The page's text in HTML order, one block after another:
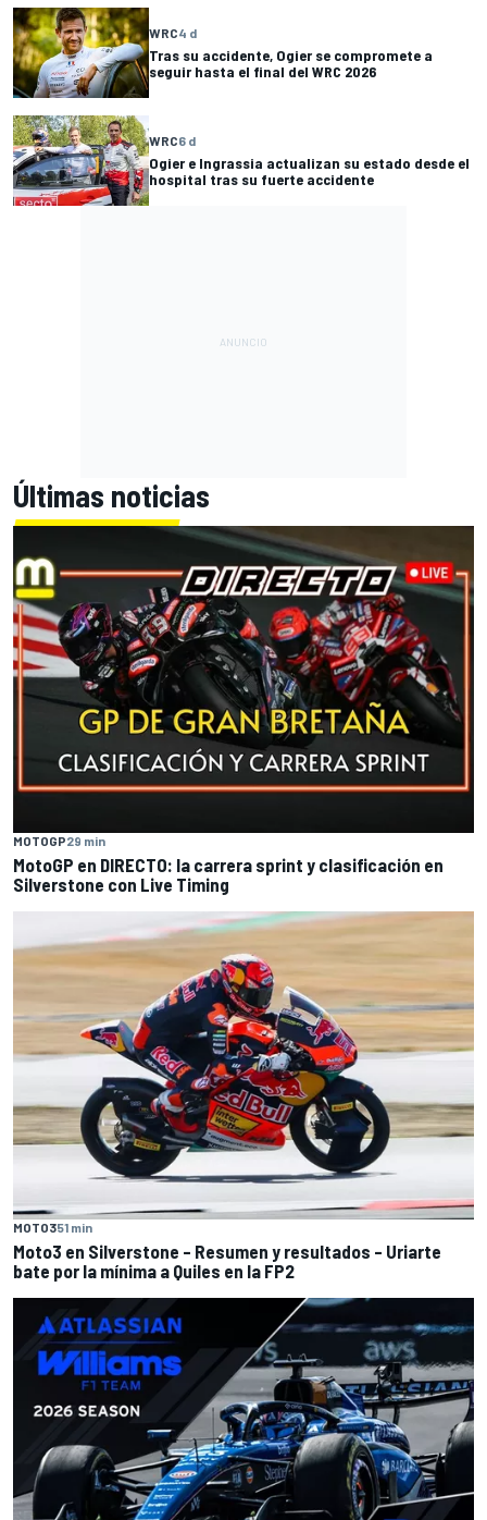
WRC4 d
Tras su accidente, Ogier se compromete a
seguir hasta el final del WRC 2026
WRC6 d
Ogier e Ingrassia actualizan su estado desde el
hospital tras su fuerte accidente
Últimas noticias
MOTOGP29 min
MotoGP en DIRECTO: la carrera sprint y clasificación en
Silverstone con Live Timing
MOTO351 min
Moto3 en Silverstone – Resumen y resultados – Uriarte
bate por la mínima a Quiles en la FP2